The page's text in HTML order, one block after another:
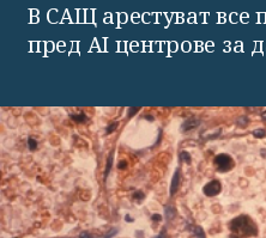
В САЩ арестуват все
пред AI центрове за